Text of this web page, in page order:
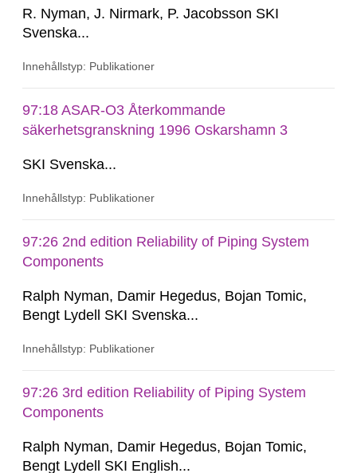
R. Nyman, J. Nirmark, P. Jacobsson SKI
Svenska...
Innehållstyp: Publikationer
97:18 ASAR-O3 Återkommande
säkerhetsgranskning 1996 Oskarshamn 3
SKI Svenska...
Innehållstyp: Publikationer
97:26 2nd edition Reliability of Piping System
Components
Ralph Nyman, Damir Hegedus, Bojan Tomic,
Bengt Lydell SKI Svenska...
Innehållstyp: Publikationer
97:26 3rd edition Reliability of Piping System
Components
Ralph Nyman, Damir Hegedus, Bojan Tomic,
Bengt Lydell SKI English...